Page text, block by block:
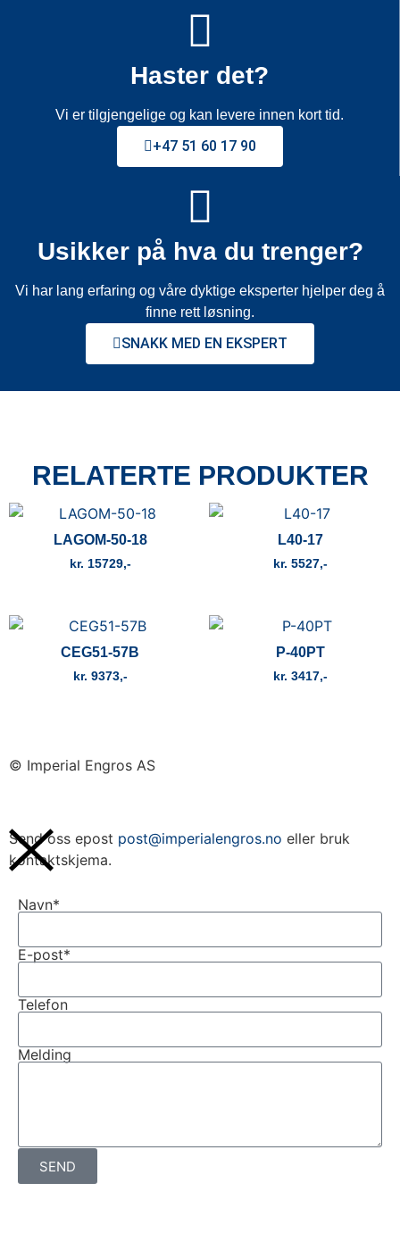
Haster det?
Vi er tilgjengelige og kan levere innen kort tid.
+47 51 60 17 90
Usikker på hva du trenger?
Vi har lang erfaring og våre dyktige eksperter hjelper deg å
finne rett løsning.
SNAKK MED EN EKSPERT
RELATERTE PRODUKTER
LAGOM-50-18
kr 15729
L40-17
kr 5527
CEG51-57B
kr 9373
P-40PT
kr 3417
© Imperial Engros AS
Send oss epost post@imperialengros.no eller bruk
kontaktskjema.
Navn*
E-post*
Telefon
Melding
SEND